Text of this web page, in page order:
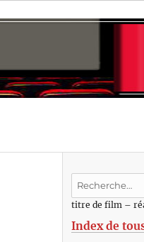
Recherche
:titre de film –
Index de